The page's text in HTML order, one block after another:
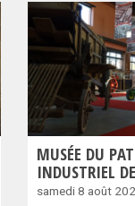
MUSÉE DU
INDUSTRIEL
samedi 8 août